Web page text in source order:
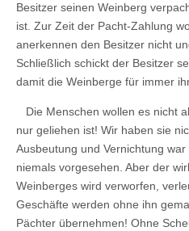
Besitzer seinen Weinberg
ist. Zur Zeit der Pacht-Zahlung
anerkennen den Besitzer nicht
Schließlich schickt der Besitzer
damit die Weinberge für immer
Die Menschen wollen es nicht
nur geliehen ist! Wir haben sie
Ausbeutung und Vernichtung war
niemals vorgesehen. Aber der
Weinberges wird verworfen,
Geschäfte werden ohne ihn
Pächter übernehmen! Ohne